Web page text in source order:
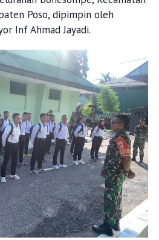
Poso, dipimpin oleh
Inf Ahmad Jayadi.